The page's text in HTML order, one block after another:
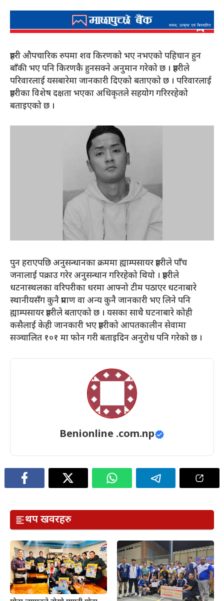
प्रहरी औपचारिक रुपमा शव किरणको भए नभएको पहिचान हुन
बाँकी भए पनि किरणकै हुनसक्ने अनुमान गरेको छ । प्रहरीले
परिवारलाई यसबारेमा जानकारी दिएको बताएको छ । परिवारलाई
प्रहरीका विशेष दक्षता भएका अधिकृतले सहयोग गरिररहेको
बताइएको छ ।
पुन हराएपछि अनुसन्धानका क्रममा ह्याम्पसायर प्रहरीले पाँच
जनालाई पक्राउ गरेर अनुसन्धान गरिरहेको थियो । प्रहरीले
धटनास्थलका वरिपरीका धरमा आफ्नो टीम पठाएर धटनाबारे
स्थानीयसँग कुनै प्रमाण वा अन्य कुनै जानकारी भए लिने पनि
ह्याम्पसायर प्रहरीले बताएको छ । यसका साथै घटनाबारे कोही
कसैलाई केही जानकारी भए प्रहरीको आपतकालीन सेवामा
सञ्चालित १०१ मा फोन गरी बताइदिन अनुरोध पनि गरेको छ ।
Benionline .com.np
थप खवरहरु